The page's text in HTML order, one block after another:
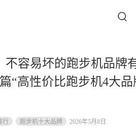
不容易坏的跑步机品牌
“高性价比跑步机4大品
行 跑步机十大品牌 2026年5月8日